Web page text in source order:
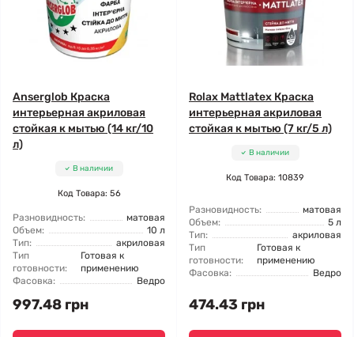
Anserglob Краска
интерьерная акриловая
стойкая к мытью (14 кг/10
л)
В наличии
Код Товара: 56
Разновидность:
матовая
Объем:
10 л
Тип:
акриловая
Тип
готовности:
Готовая к
применению
Фасовка:
Ведро
997.48 грн
Rolax Mattlatex Краска
интерьерная акриловая
стойкая к мытью (7 кг/5 л)
В наличии
Код Товара: 10839
Разновидность:
матовая
Объем:
5 л
Тип:
акриловая
Тип
готовности:
Готовая к
применению
Фасовка:
Ведро
474.43 грн